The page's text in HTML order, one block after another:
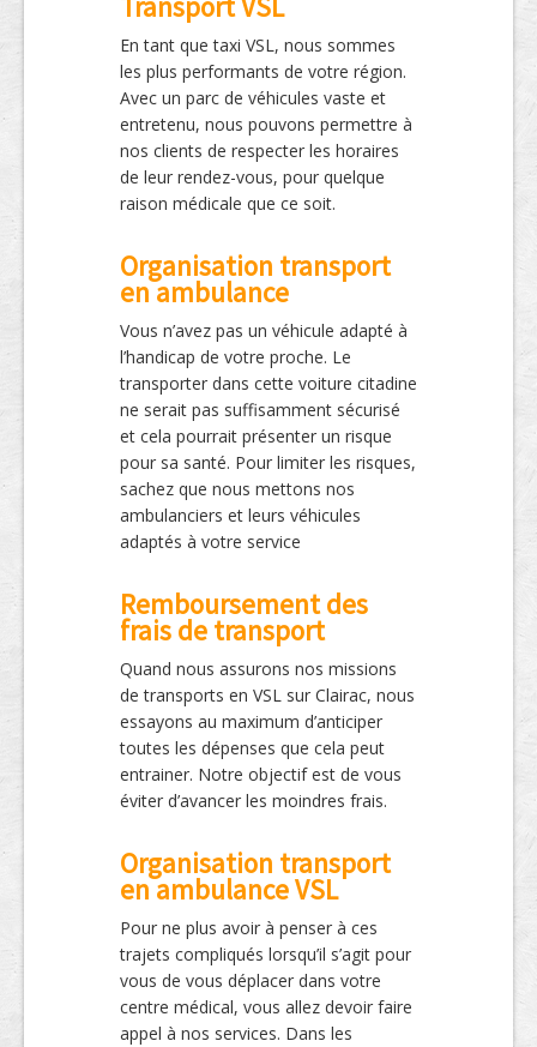
En tant que taxi VSL, nous sommes
les plus performants de votre région.
Avec un parc de véhicules vaste et
entretenu, nous pouvons permettre à
nos clients de respecter les horaires
de leur rendez-vous, pour quelque
raison médicale que ce soit.
Organisation transport
en ambulance
Vous n’avez pas un véhicule adapté à
l’handicap de votre proche. Le
transporter dans cette voiture citadine
ne serait pas suffisamment sécurisé
et cela pourrait présenter un risque
pour sa santé. Pour limiter les risques,
sachez que nous mettons nos
ambulanciers et leurs véhicules
adaptés à votre service
Remboursement des
frais de transport
Quand nous assurons nos missions
de transports en VSL sur Clairac, nous
essayons au maximum d’anticiper
toutes les dépenses que cela peut
entrainer. Notre objectif est de vous
éviter d’avancer les moindres frais.
Organisation transport
en ambulance VSL
Pour ne plus avoir à penser à ces
trajets compliqués lorsqu’il s’agit pour
vous de vous déplacer dans votre
centre médical, vous allez devoir faire
appel à nos services. Dans les